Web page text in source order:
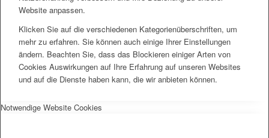
Website anpassen.
Klicken Sie auf die verschiedenen Kategorienüberschriften, um
mehr zu erfahren. Sie können auch einige Ihrer Einstellungen
ändern. Beachten Sie, dass das Blockieren einiger Arten von
Cookies Auswirkungen auf Ihre Erfahrung auf unseren Websites
und auf die Dienste haben kann, die wir anbieten können.
Notwendige Website Cookies